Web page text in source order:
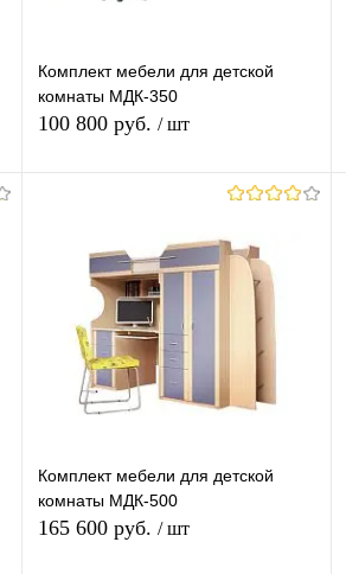
Комплект мебели для детской
комнаты МДК-350
100 800 руб. / шт
Купить в 1 клик К сравнению
В избранное В наличии
Комплект мебели для детской
комнаты МДК-500
165 600 руб. / шт